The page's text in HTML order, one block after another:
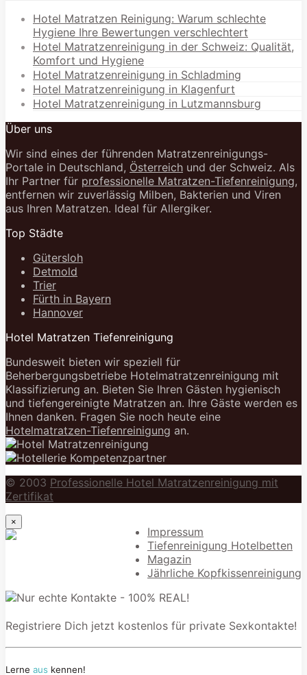
Hotel Matratzen Reinigung: Warum schlechte
Hygiene Ihre Bewertungen verschlechtert
Hotel Matratzenreinigung in der Schweiz: Qualität,
Komfort und Hygiene
Hotel Matratzenreinigung in Schladming
Hotel Matratzenreinigung in Klagenfurt
Hotel Matratzenreinigung in Lutzmannsburg
Über uns
Wir sind eines der führenden Matratzenreinigungs-
Portale in Deutschland, Österreich und der Schweiz. Als
Ihr Partner für professionelle Matratzen-Tiefenreinigung,
entfernen wir zuverlässig Milben, Bakterien und Viren
aus Ihren Matratzen. Ideal für Allergiker.
Top Städte
Gütersloh
Detmold
Trier
Fürth in Bayern
Hannover
Hotel Matratzen Tiefenreinigung
Bundesweit bieten wir speziell für
Beherbergungsbetriebe Hotelmatratzenreinigung mit
Klassifizierung an. Bieten Sie Ihren Gästen hygienisch
und tiefengereinigte Matratzen an. Ihre Gäste werden es
Ihnen danken. Fragen Sie noch heute eine
Hotelmatratzen-Tiefenreinigung an.
© 2003 Professionelle Hotel Matratzenreinigung mit
Zertifikat
Impressum
Tiefenreinigung Hotelbetten
Magazin
Jährliche Kopfkissenreinigung
×
Registriere Dich jetzt kostenlos für private Sexkontakte!
Lerne aus kennen!